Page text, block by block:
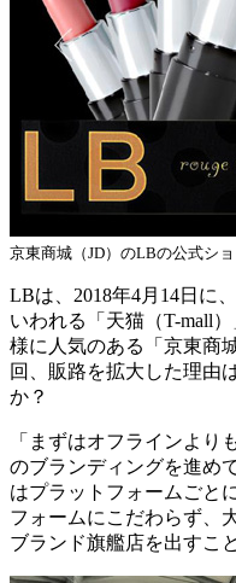
京東商城（JD）のLBの公式シ
LBは、2018年4月14日に
いわれる「天猫（T-mall
様に人気のある「京東商
回、販路を拡大した理由
か？
「まずはオフラインより
のブランディングを進め
はプラットフォームごと
フォームにこだわらず、
ブランド旗艦店を出すこ